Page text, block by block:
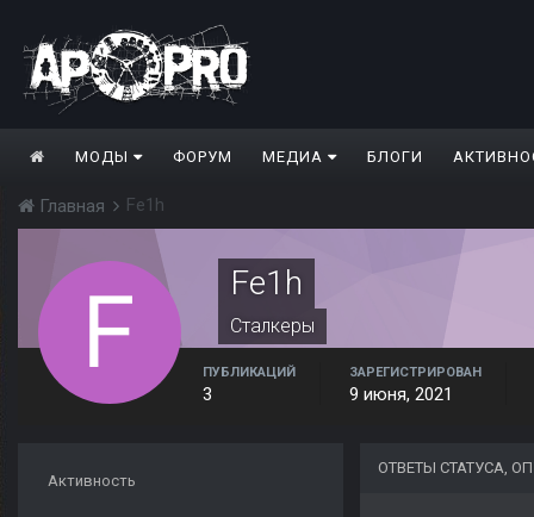
МОДЫ ФОРУМ МЕДИА БЛОГИ
Главная Fe1h
Fe1h
Сталкеры
ПУБЛИКАЦИЙ
3
ЗАРЕГИСТРИРОВАН
9 июня, 2021
Активность
ОТВЕТЫ СТАТУСА,